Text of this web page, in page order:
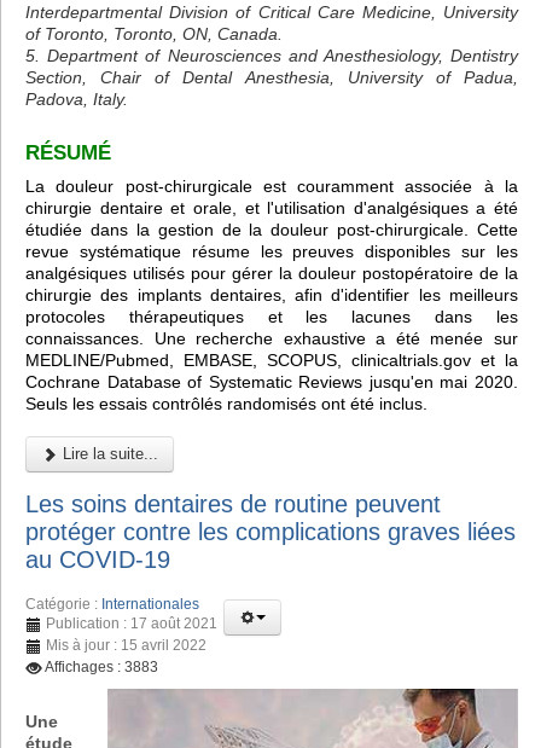
Interdepartmental Division of Critical Care Medicine, University
of Toronto, Toronto, ON, Canada.
5. Department of Neurosciences and Anesthesiology, Dentistry
Section, Chair of Dental Anesthesia, University of Padua,
Padova, Italy.
RÉSUMÉ
La douleur post-chirurgicale est couramment associée à la
chirurgie dentaire et orale, et l'utilisation d'analgésiques a été
étudiée dans la gestion de la douleur post-chirurgicale. Cette
revue systématique résume les preuves disponibles sur les
analgésiques utilisés pour gérer la douleur postopératoire de la
chirurgie des implants dentaires, afin d'identifier les meilleurs
protocoles thérapeutiques et les lacunes dans les
connaissances. Une recherche exhaustive a été menée sur
MEDLINE/Pubmed, EMBASE, SCOPUS, clinicaltrials.gov et la
Cochrane Database of Systematic Reviews jusqu'en mai 2020.
Seuls les essais contrôlés randomisés ont été inclus.
Lire la suite...
Les soins dentaires de routine peuvent
protéger contre les complications graves liées
au COVID-19
Catégorie : Internationales
Publication : 17 août 2021
Mis à jour : 15 avril 2022
Affichages : 3883
Une
étude